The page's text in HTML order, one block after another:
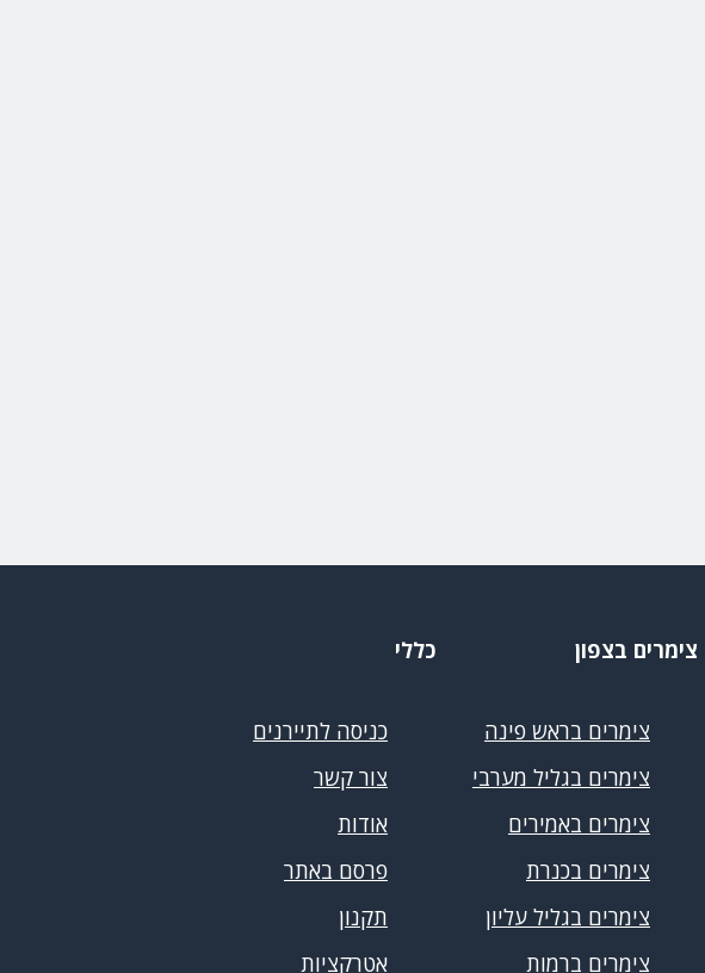
צימרים בצפון
צימרים בראש פינה
צימרים בגליל מערבי
צימרים באמירים
צימרים בכנרת
צימרים בגליל עליון
צימרים ברמות
כללי
כניסה לתיירנים
צור קשר
אודות
פרסם באתר
תקנון
אטרקציות